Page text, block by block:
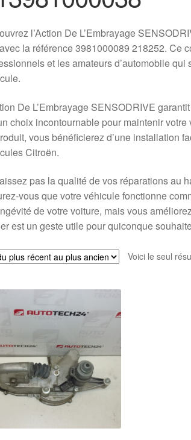
l’Action De L’Embrayage
la référence 3981000089 218252. Ce
et les amateurs d’automobile
De L’Embrayage SENSODRIVE
choix incontournable pour maintenir
vous bénéficierez d’une installation
Citroën.
pas la qualité de vos réparations au
vous que votre véhicule fonctionne
de votre voiture, mais vous
est un geste utile pour quiconque
Voici le seul